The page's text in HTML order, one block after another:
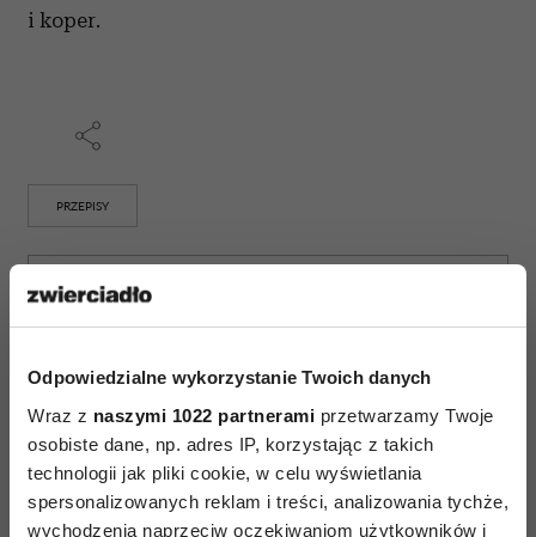
Odpowiedzialne wykorzystanie Twoich danych
Wraz z naszymi 1022 partnerami przetwarzamy Twoje
osobiste dane, np. adres IP, korzystając z takich
technologii jak pliki cookie, w celu wyświetlania
spersonalizowanych reklam i treści, analizowania tychże,
wychodzenia naprzeciw oczekiwaniom użytkowników i
i koper.
PRZEPISY